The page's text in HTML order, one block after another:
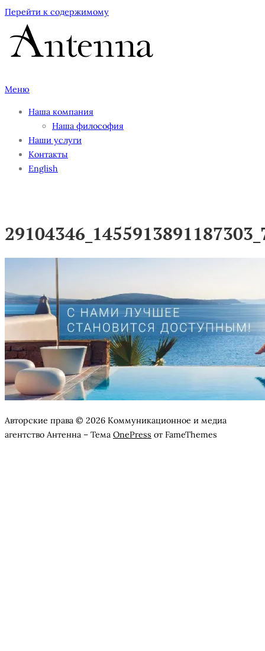
Перейти к содержимому
Меню
Наша компания
Наша философия
Наши услуги
Контакты
English
Авторские права © 2026 Коммуникационное и медиа
агентство Антенна – Тема OnePress от FameThemes